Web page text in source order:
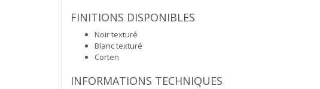
FINITIONS DISPONIBLES
Noir texturé
Blanc texturé
Corten
INFORMATIONS TECHNIQUES